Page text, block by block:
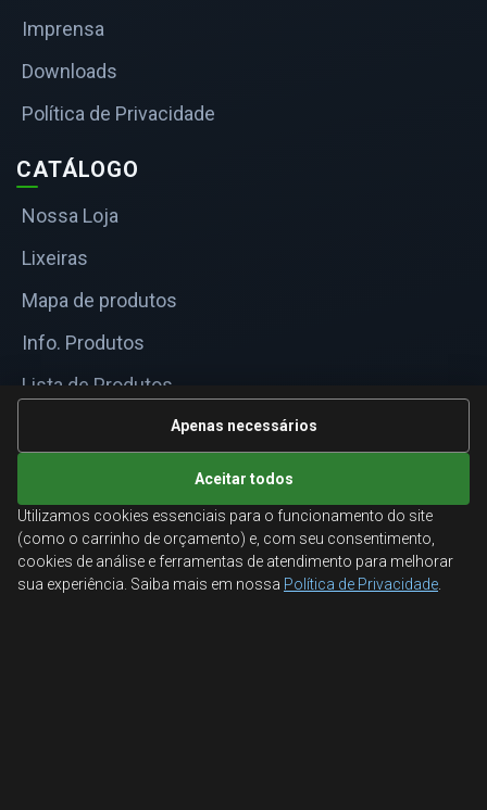
Imprensa
Downloads
Política de Privacidade
CATÁLOGO
Nossa Loja
Lixeiras
Mapa de produtos
Info. Produtos
Lista de Produtos
Informações Técnicas
ATENDIMENTO
Orçamentos corporativos, condições para empresas
e suporte especializado.
Apenas necessários
Aceitar todos
Utilizamos cookies essenciais para o funcionamento do site
(como o carrinho de orçamento) e, com seu consentimento,
cookies de análise e ferramentas de atendimento para melhorar
sua experiência. Saiba mais em nossa Política de Privacidade